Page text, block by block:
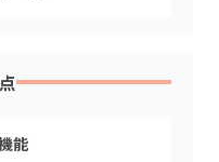
能